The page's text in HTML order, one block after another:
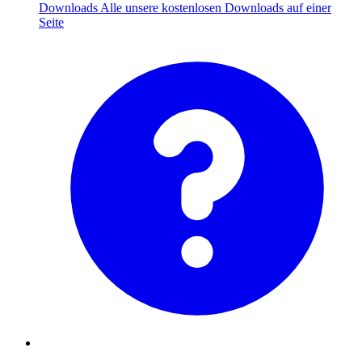
Downloads Alle unsere kostenlosen Downloads auf einer
Seite